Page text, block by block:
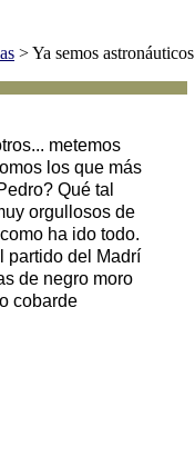
> Ya semos astronáuticos
metemos
los que más
Qué tal
orgullosos de
ha ido todo.
partido del Madrí
de negro moro
cobarde